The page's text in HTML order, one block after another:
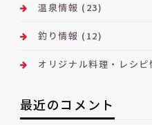
温泉情報 (23)
釣り情報 (12)
オリジナル料理・レシピ
最近のコメント